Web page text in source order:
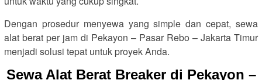
Dengan prosedur menyewa yang simple dan cepat, sewa
alat berat per jam di Pekayon – Pasar Rebo – Jakarta Timur
menjadi solusi tepat untuk proyek Anda.
Sewa Alat Berat Breaker di Pekayon –